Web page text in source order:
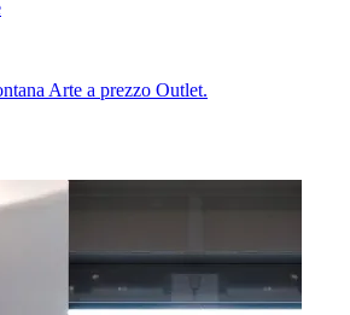
Arte a prezzo Outlet.